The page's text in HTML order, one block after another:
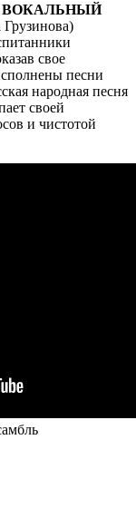
ВОКАЛЬНЫЙ
Грузинова)
свое
песни
народная песня
своей
и чистотой